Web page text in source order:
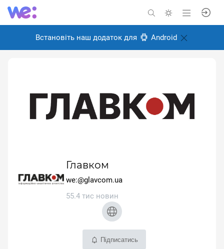
Встановіть наш додаток для Android
Главком
we:@glavcom.ua
55.4 тис новин
Підписатись